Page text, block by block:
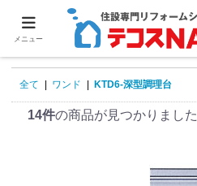
全て ワンド KTD6-深型調理台
14件の商品が見つかりました
メニュー